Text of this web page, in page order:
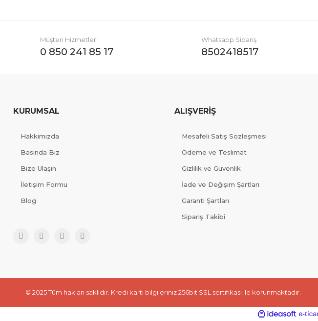
Müşteri Hizmetleri
0 850 241 85 17
Whatsapp Sipariş
8502418517
KURUMSAL
Hakkımızda
Basında Biz
Bize Ulaşın
İletişim Formu
Blog
ALIŞVERİŞ
Mesafeli Satış Sözleşmesi
Ödeme ve Teslimat
Gizlilik ve Güvenlik
İade ve Değişim Şartları
Garanti Şartları
Sipariş Takibi
© 2025 Tüm hakları saklıdır. Kredi kartı bilgileriniz 256bit SSL sertifikası ile korunmaktadır.
ideasoft